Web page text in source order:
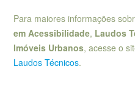
Para maiores informações
em Acessibilidade, Laudos
Imóveis Urbanos, acesse o
Laudos Técnicos.